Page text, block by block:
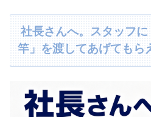
社長さんへ。スタッフに
竿」を渡してあげてもら